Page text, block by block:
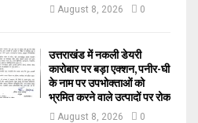
August 8, 2026 0
उत्तराखंड में नकली डेयरी
कारोबार पर बड़ा एक्शन, पनीर-घी
के नाम पर उपभोक्ताओं को
भ्रमित करने वाले उत्पादों पर रोक
August 8, 2026 0